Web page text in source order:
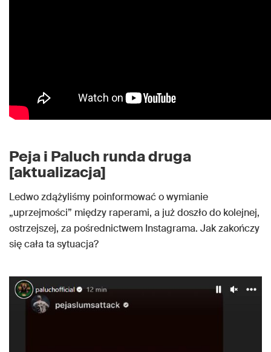
Peja i Paluch runda druga
[aktualizacja]
Ledwo zdążyliśmy poinformować o wymianie
„uprzejmości” między raperami, a już doszło do kolejnej,
ostrzejszej, za pośrednictwem Instagrama. Jak zakończy
się cała ta sytuacja?